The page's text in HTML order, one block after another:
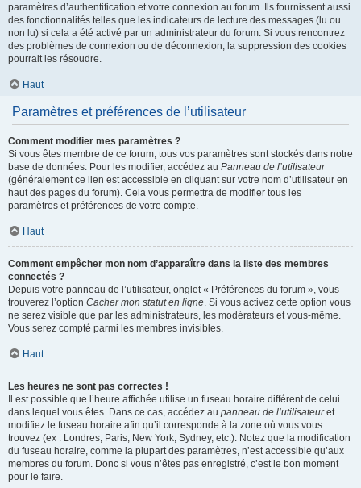
paramètres d’authentification et votre connexion au forum. Ils fournissent aussi
des fonctionnalités telles que les indicateurs de lecture des messages (lu ou
non lu) si cela a été activé par un administrateur du forum. Si vous rencontrez
des problèmes de connexion ou de déconnexion, la suppression des cookies
pourrait les résoudre.
Haut
Paramètres et préférences de l’utilisateur
Comment modifier mes paramètres ?
Si vous êtes membre de ce forum, tous vos paramètres sont stockés dans notre
base de données. Pour les modifier, accédez au Panneau de l’utilisateur
(généralement ce lien est accessible en cliquant sur votre nom d’utilisateur en
haut des pages du forum). Cela vous permettra de modifier tous les
paramètres et préférences de votre compte.
Haut
Comment empêcher mon nom d’apparaître dans la liste des membres
connectés ?
Depuis votre panneau de l’utilisateur, onglet « Préférences du forum », vous
trouverez l’option Cacher mon statut en ligne. Si vous activez cette option vous
ne serez visible que par les administrateurs, les modérateurs et vous-même.
Vous serez compté parmi les membres invisibles.
Haut
Les heures ne sont pas correctes !
Il est possible que l’heure affichée utilise un fuseau horaire différent de celui
dans lequel vous êtes. Dans ce cas, accédez au panneau de l’utilisateuret
modifiez le fuseau horaire afin qu’il corresponde à la zone où vous vous
trouvez (ex : Londres, Paris, New York, Sydney, etc.). Notez que la modification
du fuseau horaire, comme la plupart des paramètres, n’est accessible qu’aux
membres du forum. Donc si vous n’êtes pas enregistré, c’est le bon moment
pour le faire.